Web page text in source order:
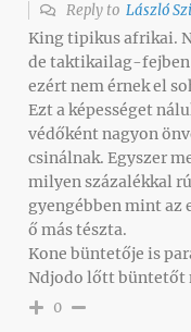
Reply to László
King tipikus afrikai.
de taktikailag-fejben
ezért nem érnek el
Ezt a képességet
védőként nagyon
csinálnak. Egyszer
milyen százalékkal
gyengébben mint az
ő más tészta.
Kone büntetője is
Ndjodo lőtt büntetőt
0